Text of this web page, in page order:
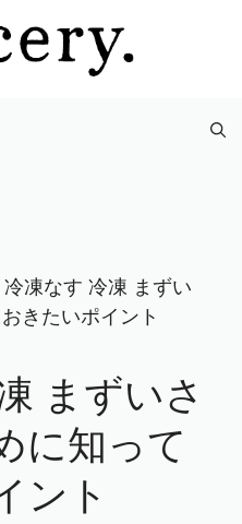
冷凍なす 冷凍 まずい
きたいポイント
まずいさ
に知って
ント